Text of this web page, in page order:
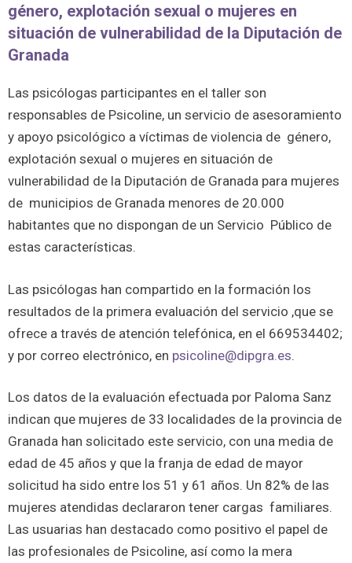
género, explotación sexual o mujeres en
situación de vulnerabilidad de la Diputación de
Granada
Las psicólogas participantes en el taller son
responsables de Psicoline, un servicio de asesoramiento
y apoyo psicológico a víctimas de violencia de género,
explotación sexual o mujeres en situación de
vulnerabilidad de la Diputación de Granada para mujeres
de municipios de Granada menores de 20.000
habitantes que no dispongan de un Servicio Público de
estas características.
Las psicólogas han compartido en la formación los
resultados de la primera evaluación del servicio ,que se
ofrece a través de atención telefónica, en el 669534402;
y por correo electrónico, en psicoline@dipgra.es.
Los datos de la evaluación efectuada por Paloma Sanz
indican que mujeres de 33 localidades de la provincia de
Granada han solicitado este servicio, con una media de
edad de 45 años y que la franja de edad de mayor
solicitud ha sido entre los 51 y 61 años. Un 82% de las
mujeres atendidas declararon tener cargas familiares.
Las usuarias han destacado como positivo el papel de
las profesionales de Psicoline, así como la mera